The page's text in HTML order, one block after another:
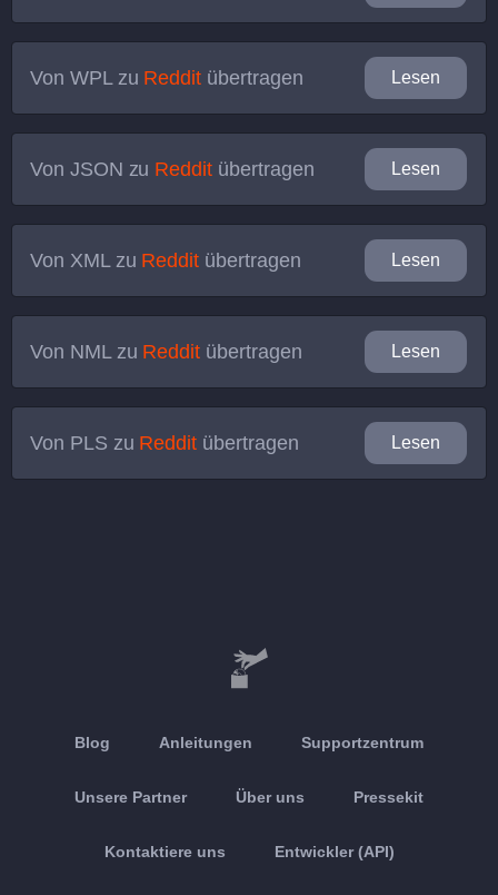
Von WPLzu Reddit übertragen Lesen
Von JSON zu Reddit übertragen Lesen
Von XMLzu Reddit übertragen Lesen
Von NMLzu Reddit übertragen Lesen
Von PLS zu Reddit übertragen Lesen
Blog Anleitungen Supportzentrum
Unsere Partner Über uns Pressekit
Kontaktiere uns Entwickler (API)